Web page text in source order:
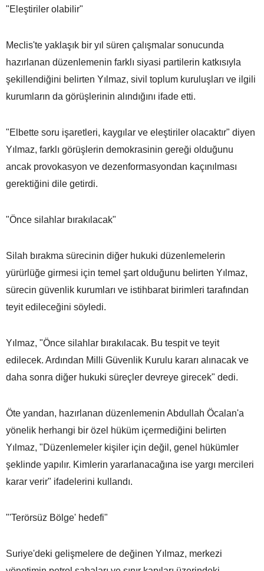
"Eleştiriler olabilir"
Meclis'te yaklaşık bir yıl süren çalışmalar sonucunda
hazırlanan düzenlemenin farklı siyasi partilerin katkısıyla
şekillendiğini belirten Yılmaz, sivil toplum kuruluşları ve ilgili
kurumların da görüşlerinin alındığını ifade etti.
"Elbette soru işaretleri, kaygılar ve eleştiriler olacaktır" diyen
Yılmaz, farklı görüşlerin demokrasinin gereği olduğunu
ancak provokasyon ve dezenformasyondan kaçınılması
gerektiğini dile getirdi.
"Önce silahlar bırakılacak"
Silah bırakma sürecinin diğer hukuki düzenlemelerin
yürürlüğe girmesi için temel şart olduğunu belirten Yılmaz,
sürecin güvenlik kurumları ve istihbarat birimleri tarafından
teyit edileceğini söyledi.
Yılmaz, "Önce silahlar bırakılacak. Bu tespit ve teyit
edilecek. Ardından Milli Güvenlik Kurulu kararı alınacak ve
daha sonra diğer hukuki süreçler devreye girecek" dedi.
Öte yandan, hazırlanan düzenlemenin Abdullah Öcalan'a
yönelik herhangi bir özel hüküm içermediğini belirten
Yılmaz, "Düzenlemeler kişiler için değil, genel hükümler
şeklinde yapılır. Kimlerin yararlanacağına ise yargı mercileri
karar verir" ifadelerini kullandı.
"'Terörsüz Bölge' hedefi"
Suriye'deki gelişmelere de değinen Yılmaz, merkezi